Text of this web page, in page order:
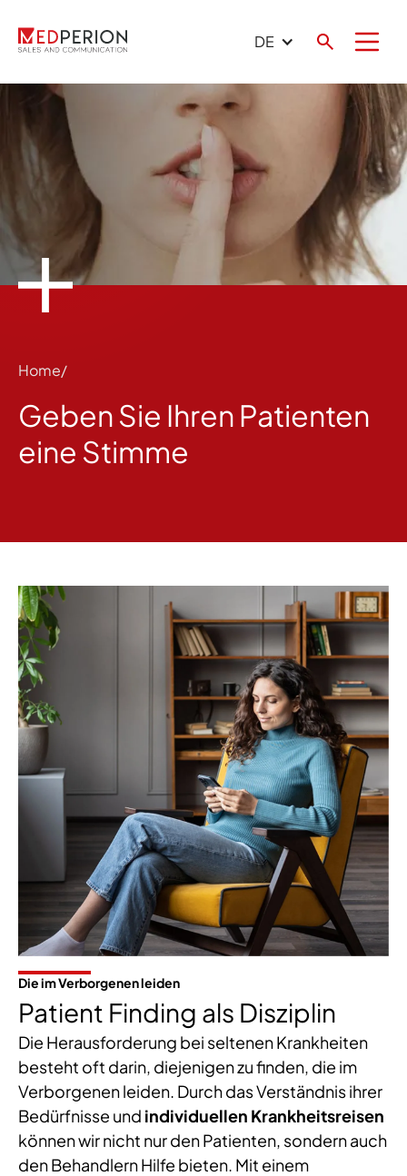
DE
Home
Geben Sie Ihren Patienten
eine Stimme
Die im Verborgenen leiden
Patient Finding als Disziplin
Die Herausforderung bei seltenen Krankheiten
besteht oft darin, diejenigen zu finden, die im
Verborgenen leiden. Durch das Verständnis ihrer
Bedürfnisse und individuellen Krankheitsreisen
können wir nicht nur den Patienten, sondern auch
den Behandlern Hilfe bieten. Mit einem